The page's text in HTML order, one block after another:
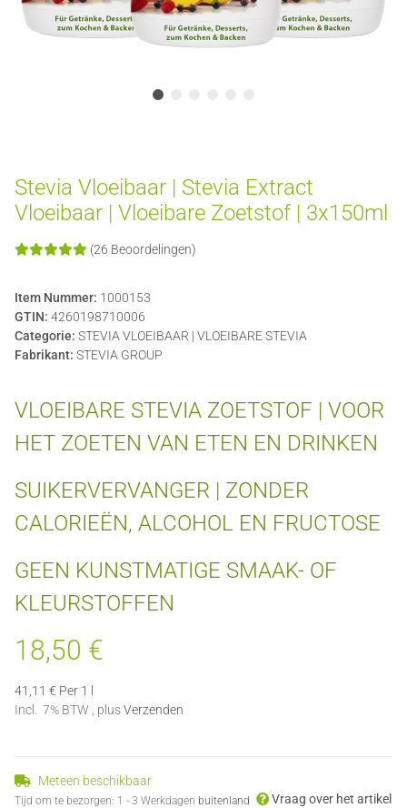
Stevia Vloeibaar | Stevia Extract
Vloeibaar | Vloeibare Zoetstof | 3x150ml
(26 Beoordelingen)
Item Nummer: 1000153
GTIN: 4260198710006
Categorie: STEVIA VLOEIBAAR | VLOEIBARE STEVIA
Fabrikant: STEVIA GROUP
VLOEIBARE STEVIA ZOETSTOF | VOOR
HET ZOETEN VAN ETEN EN DRINKEN
SUIKERVERVANGER | ZONDER
CALORIEËN, ALCOHOL EN FRUCTOSE
GEEN KUNSTMATIGE SMAAK- OF
KLEURSTOFFEN
18,50 €
41,11 € Per 1 l
Incl. 7% BTW , plusVerzenden
Meteen beschikbaar
Tijd om te bezorgen: 1 - 3 Werkdagen buitenland Vraag over het artikel